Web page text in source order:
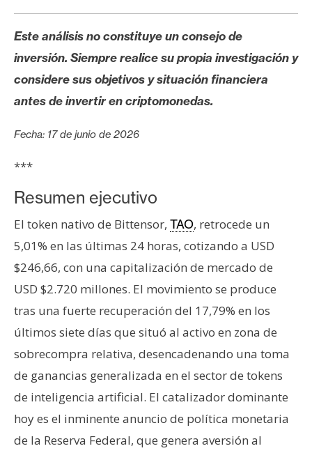
N
o
t
a
s
e
n
s
T
m
a
s
R
e
c
Este análisis no constituye un consejo de
inversión. Siempre realice su propia investigación y
considere sus objetivos y situación financiera
antes de invertir en criptomonedas.
Fecha: 17 de junio de 2026
***
Resumen ejecutivo
El token nativo de Bittensor, TAO, retrocede un
5,01% en las últimas 24 horas, cotizando a USD
$246,66, con una capitalización de mercado de
USD $2.720 millones. El movimiento se produce
tras una fuerte recuperación del 17,79% en los
últimos siete días que situó al activo en zona de
sobrecompra relativa, desencadenando una toma
de ganancias generalizada en el sector de tokens
de inteligencia artificial. El catalizador dominante
hoy es el inminente anuncio de política monetaria
de la Reserva Federal, que genera aversión al